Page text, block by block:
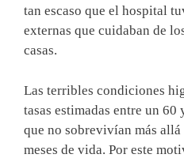
tan escaso que el hospital
externas que cuidaban de
casas.
Las terribles condiciones
tasas estimadas entre un
que no sobrevivían más
meses de vida. Por este